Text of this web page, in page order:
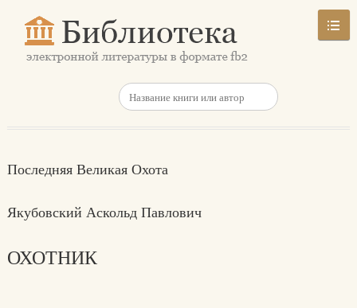
Последняя Великая Охота
Якубовский Аскольд Павлович
ОХОТНИК